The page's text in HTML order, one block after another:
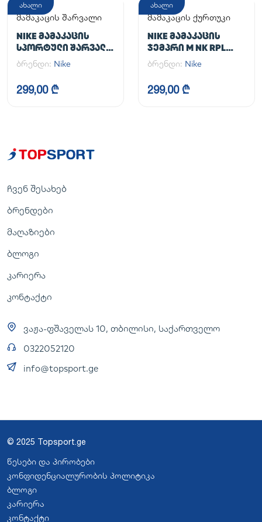
ახალი
მამაკაცის შარვალი
NIKE ᲛᲐᲛᲐᲙᲐᲪᲘᲡ
ᲡᲞᲝᲠᲢᲣᲚᲘ ᲨᲐᲠᲕᲐᲚᲘ
M NK DF UNLIMITED
PANT TPR
ბრენდი: Nike
299,00 ₾
ახალი
მამაკაცის ქურთუკი
NIKE ᲛᲐᲛᲐᲙᲐᲪᲘᲡ
ᲯᲔᲛᲞᲠᲘ M NK RPL
UNLIMITED JKT
ბრენდი: Nike
299,00 ₾
ჩვენ შესახებ
ბრენდები
მაღაზიები
ბლოგი
კარიერა
კონტაქტი
ვაჟა-ფშაველას 10, თბილისი, საქართველო
0322052120
info@topsport.ge
© 2025 Topsport.ge
წესები და პირობები
კონფიდენციალურობის პოლიტიკა
ბლოგი
კარიერა
კონტაქტი